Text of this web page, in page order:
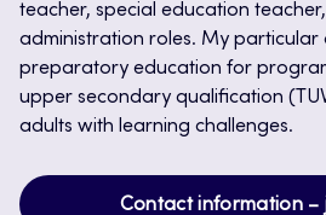
teacher, special education
administration roles. My particular
preparatory education for
upper secondary qualification
adults with learning challenges.
Contact information –